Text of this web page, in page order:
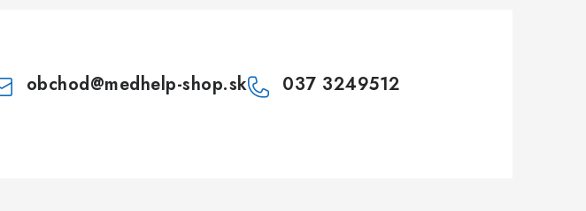
obchod@medhelp-shop.sk 037 3249512